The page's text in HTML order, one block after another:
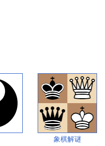
象棋解谜